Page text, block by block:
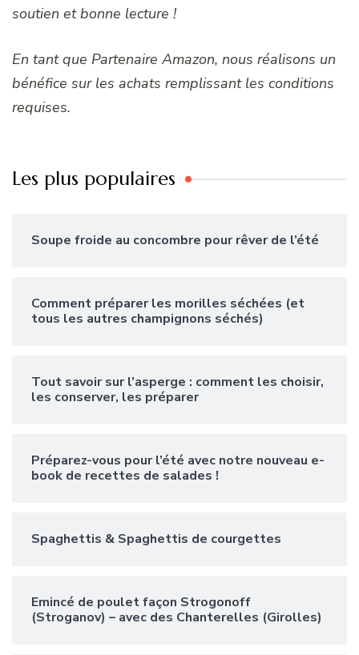
soutien et bonne lecture !
En tant que Partenaire Amazon, nous réalisons un
bénéfice sur les achats remplissant les conditions
requises.
Les plus populaires
Soupe froide au concombre pour rêver de l’été
Comment préparer les morilles séchées (et
tous les autres champignons séchés)
Tout savoir sur l’asperge : comment les choisir,
les conserver, les préparer
Préparez-vous pour l’été avec notre nouveau e-
book de recettes de salades !
Spaghettis & Spaghettis de courgettes
Emincé de poulet façon Strogonoff
(Stroganov) – avec des Chanterelles (Girolles)